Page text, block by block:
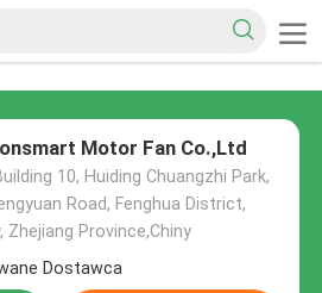
Motor Fan Co.,Ltd
10, Huiding Chuangzhi Park,
Road, Fenghua District,
Zhejiang Province,Chiny
Dostawca